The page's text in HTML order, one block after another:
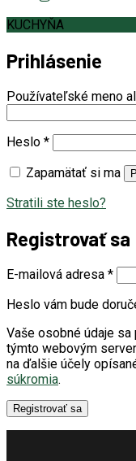
KUCHYŇA
Prihlásenie
Používateľské meno
Heslo *
Zapamätať si ma
Stratili ste heslo?
Registrovať sa
E-mailová adresa *
Heslo vám bude
Vaše osobné údaje
týmto webovým
na ďalšie účely
súkromia.
Registrovať sa